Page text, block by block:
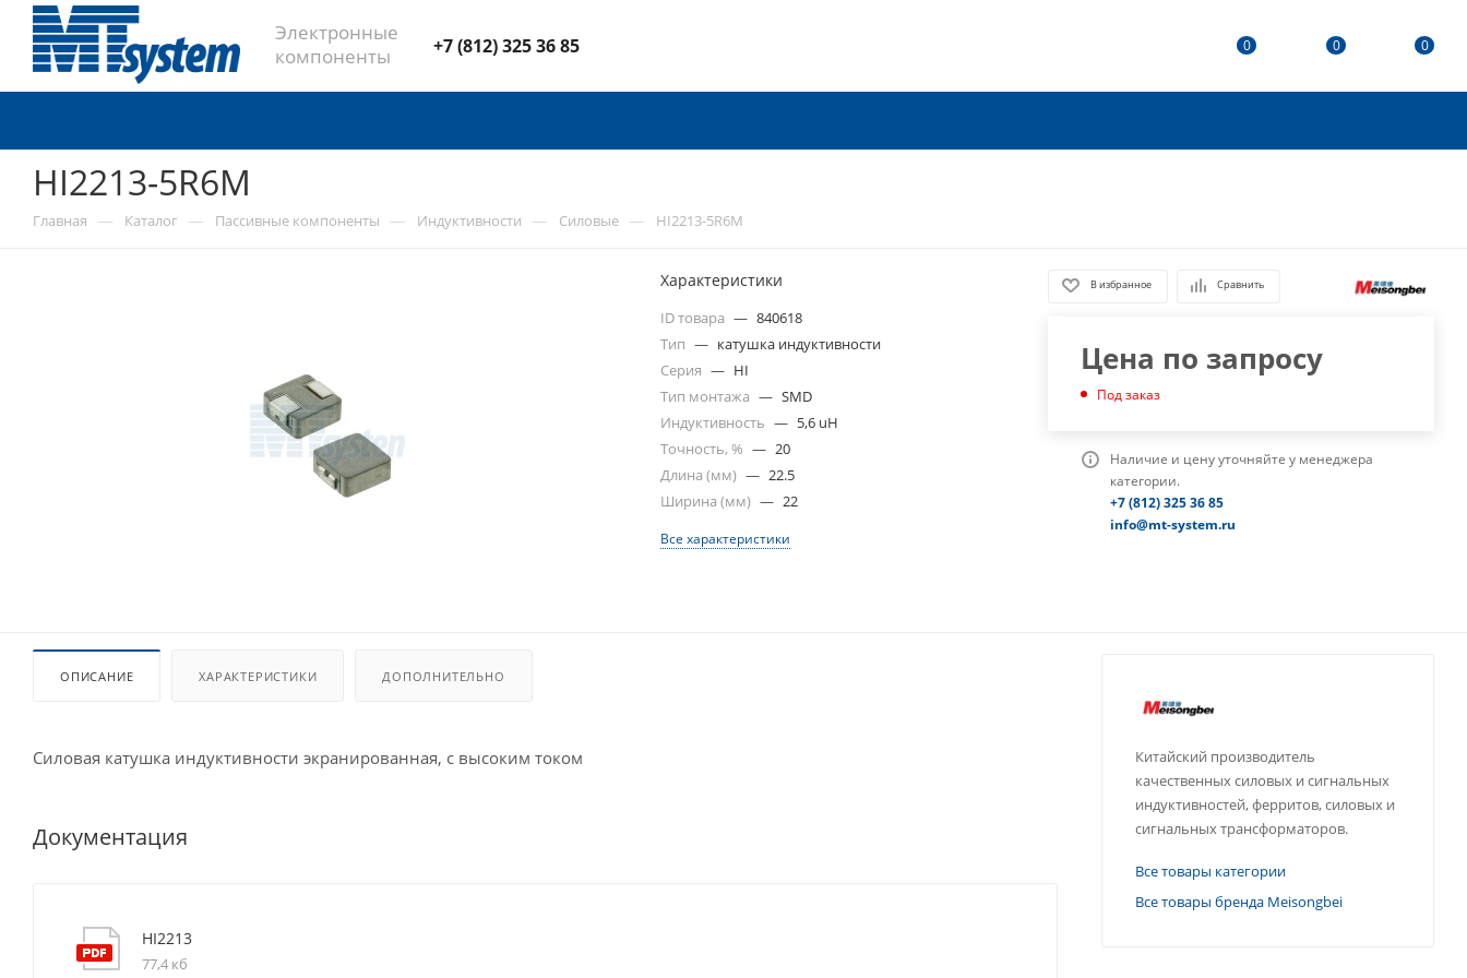
Электронные
компоненты
+7 (812) 325 36 85 0 0 0
HI2213-5R6M
Главная — Каталог — Пассивные компоненты — Индуктивности — Силовые — HI2213-5R6M
Характеристики
ID товара — 840618
Тип — катушка индуктивности
Серия — HI
Тип монтажа — SMD
Индуктивность — 5,6 uH
Точность, % — 20
Длина (мм) — 22.5
Ширина (мм) — 22
Все характеристики
В избранное Сравнить
Цена по запросу
Под заказ
Наличие и цену уточняйте у менеджера
категории.
+7 (812) 325 36 85
info@mt-system.ru
ОПИСАНИЕ ХАРАКТЕРИСТИКИ ДОПОЛНИТЕЛЬНО
Силовая катушка индуктивности экранированная, с высоким током
Документация
HI2213
77,4 кб
Китайский производитель
качественных силовых и сигнальных
индуктивностей, ферритов, силовых и
сигнальных трансформаторов.
Все товары категории
Все товары бренда Meisongbei